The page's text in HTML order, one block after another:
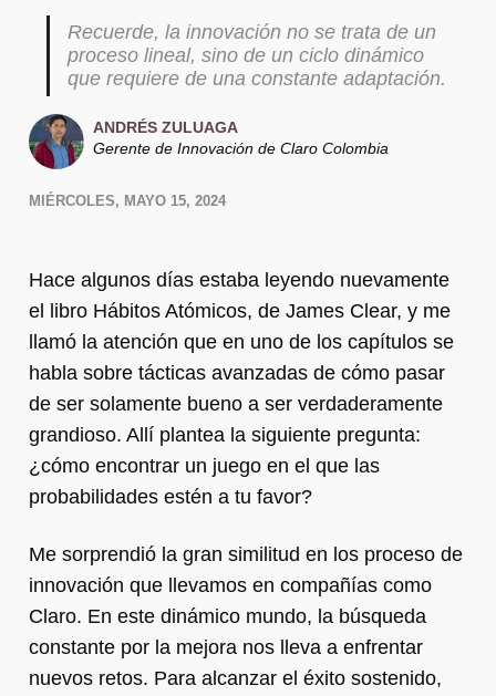
Recuerde, la innovación no se trata de un
proceso lineal, sino de un ciclo dinámico
que requiere de una constante adaptación.
ANDRÉS ZULUAGA
Gerente de Innovación de Claro Colombia
MIÉRCOLES, MAYO 15, 2024
Hace algunos días estaba leyendo nuevamente
el libro Hábitos Atómicos, de James Clear, y me
llamó la atención que en uno de los capítulos se
habla sobre tácticas avanzadas de cómo pasar
de ser solamente bueno a ser verdaderamente
grandioso. Allí plantea la siguiente pregunta:
¿cómo encontrar un juego en el que las
probabilidades estén a tu favor?
Me sorprendió la gran similitud en los proceso de
innovación que llevamos en compañías como
Claro. En este dinámico mundo, la búsqueda
constante por la mejora nos lleva a enfrentar
nuevos retos. Para alcanzar el éxito sostenido,